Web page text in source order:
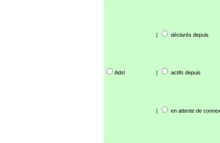
| déclarés depuis
Adsl | actifs depuis
| en attente de